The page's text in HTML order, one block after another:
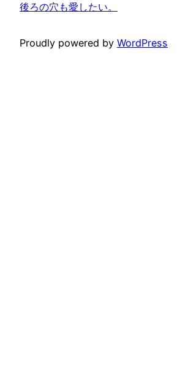
後ろの穴も愛したい。
Proudly powered by WordPress